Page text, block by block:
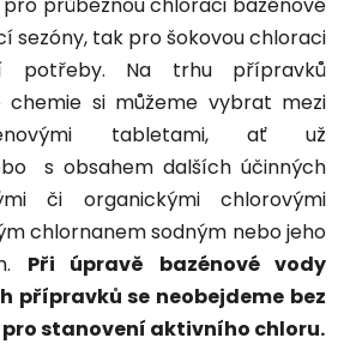
sezóny, tak pro šokovou chloraci
potřeby. Na trhu přípravků
chemie si můžeme vybrat mezi
tabletami, ať už
s obsahem dalších účinných
či organickými chlorovými
chlornanem sodným nebo jeho
Při úpravě bazénové vody
přípravků se neobejdeme bez
stanovení aktivního chloru.